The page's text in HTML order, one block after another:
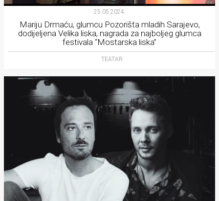
Lifestyle
Beauty
Za
stolom
pokretu
Ideje
25.05.2024.
Mariju Drmaću, glumcu Pozorišta mladih Sarajevo,
dodijeljena Velika liska, nagrada za najboljeg glumca
festivala “Mostarska liska”
TEATAR